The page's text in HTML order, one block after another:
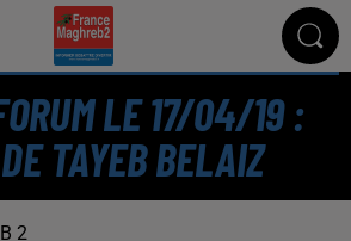
LE 17/04/19 :
TAYEB BELAIZ